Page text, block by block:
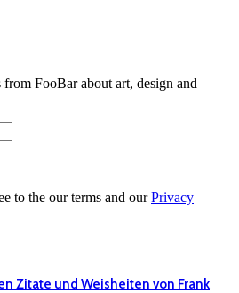
from FooBar about art, design and
to the our terms and ourPrivacy
Zitate und Weisheiten von Frank